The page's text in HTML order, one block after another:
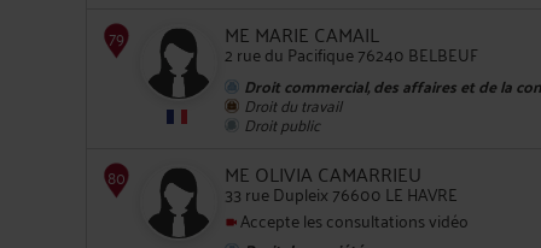
75
76
ME MARIE CAMAIL
2 rue du Pacifique 76240 BELBEUF
Droit commercial, des affaires et de la
Droit du travail
Droit public
ME OLIVIA CAMARRIEU
33 rue Dupleix 76600 LE HAVRE
Accepte les consultations vidéo